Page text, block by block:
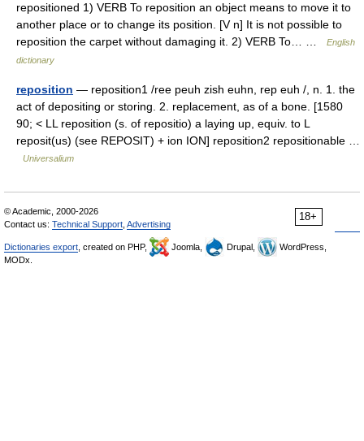
repositioned 1) VERB To reposition an object means to move it to
another place or to change its position. [V n] It is not possible to
reposition the carpet without damaging it. 2) VERB To… …
English
dictionary
reposition — reposition1 /ree peuh zish euhn, rep euh /, n. 1. the
act of depositing or storing. 2. replacement, as of a bone. [1580
90; < LL reposition (s. of repositio) a laying up, equiv. to L
reposit(us) (see REPOSIT) + ion ION] reposition2 repositionable …
Universalium
18+
© Academic, 2000-2026
Contact us: Technical Support Advertising
Dictionaries export , created on PHP, Joomla, Drupal,
WordPress,
MODx.